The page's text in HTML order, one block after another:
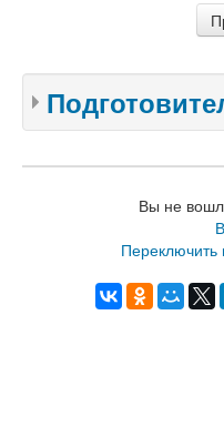
Вы не
Переключить